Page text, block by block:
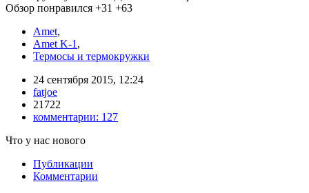
Обзор понравился +31 +63
Amet,
Amet K-1 ,
Термосы и термокружки
24 сентября 2015, 12:24
fatjoe
21722
комментарии: 127
Что у нас нового
Публикации
Комментарии